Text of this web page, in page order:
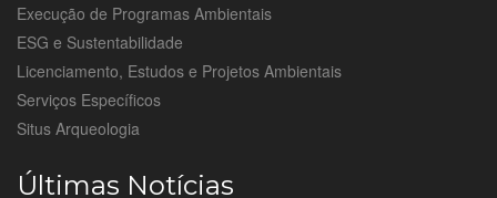
Execução de Programas Ambientais
ESG e Sustentabilidade
Licenciamento, Estudos e Projetos Ambientais
Serviços Específicos
Situs Arqueologia
Últimas Notícias